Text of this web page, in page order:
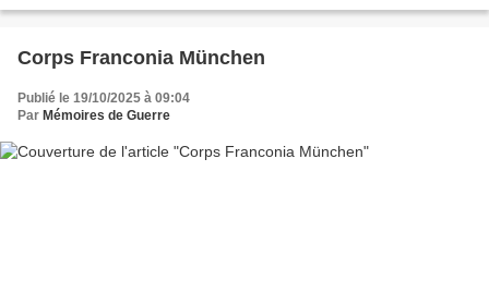
Corps Franconia München
Publié le 19/10/2025 à 09:04
Par Mémoires de Guerre